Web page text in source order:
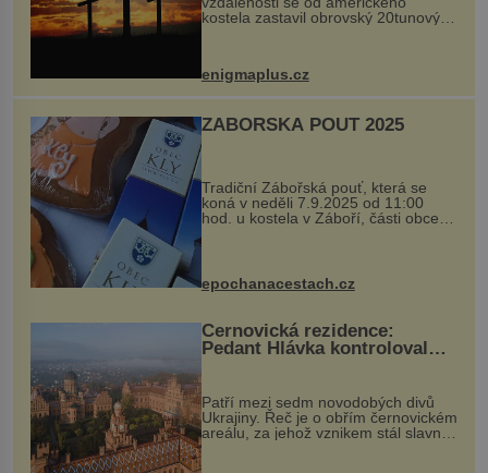
kostela zastavil obrovský 20tunový
...
enigmaplus.cz
ZÁBOŘSKÁ POUŤ 2025
Tradiční Zábořská pouť, která se
koná v neděli 7.9.2025 od 11:00
hod. u kostela v Záboří, části obce
Kly u Mělníka. V programu naleznete
komentovanou prohlídku kostela,
epochanacestach.cz
Černovická rezidence:
Pedant Hlávka kontroloval
Patří mezi sedm novodobých divů
Ukrajiny. Řeč je o obřím černovickém
areálu, za jehož vznikem stál slavný
český architekt Josef Hlávka. Ten si
na něm dal mimořádně záležet. Jeho